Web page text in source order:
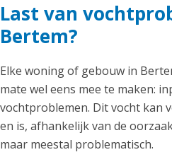
Last van
Bertem?
Elke woning of gebouw in
mate wel eens mee te maken:
vochtproblemen. Dit vocht kan
en is, afhankelijk van de
maar meestal problematisch.